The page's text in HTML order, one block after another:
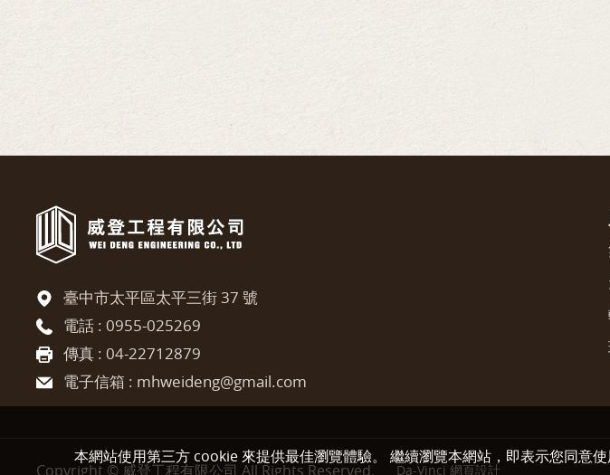
本網站使用第三方 cookie 來提供最佳瀏覽體驗。 繼續瀏覽本網站，即表示您同意使
臺中市太平區太平三街 37 號
電話 : 0955-025269
傳真 : 04-22712879
電子信箱 : mhweideng@gmail.com
Copyright © 威登工程有限公司 All Rights Reserved. Da-Vinci 網頁設計